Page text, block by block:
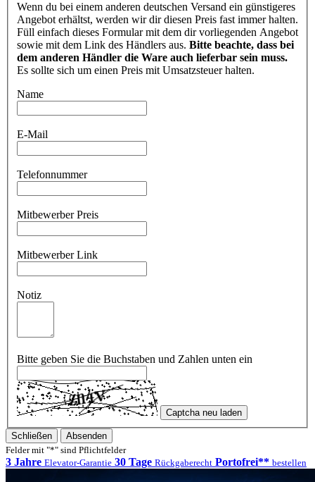
Wenn du bei einem anderen deutschen Versand ein günstigeres
Angebot erhältst, werden wir dir diesen Preis fast immer halten.
Füll einfach dieses Formular mit dem dir vorliegenden Angebot
sowie mit dem Link des Händlers aus. Bitte beachte, dass bei
dem anderen Händler die Ware auch lieferbar sein muss.
Es sollte sich um einen Preis mit Umsatzsteuer halten.
Name
E-Mail
Telefonnummer
Mitbewerber Preis
Mitbewerber Link
Notiz
Bitte geben Sie die Buchstaben und Zahlen unten ein
Captcha neu laden
Schließen
Absenden
Felder mit "*" sind Pflichtfelder
3 Jahre Elevator-Garantie 30 Tage Rückgaberecht Portofrei** bestellen